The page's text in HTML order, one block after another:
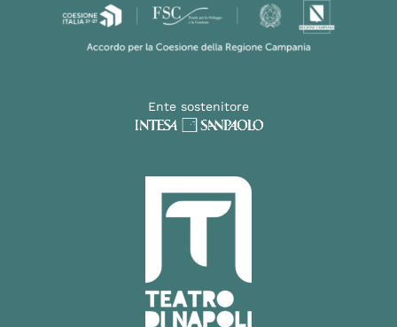
Ente sostenitore